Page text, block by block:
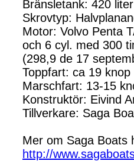
Bränsletank: 420 liter
Skrovtyp:
Motor: Volvo Penta
och 6 cyl. med 300
(298,9 de 17
Toppfart: ca 19 knop
Marschfart: 13-15
Konstruktör: Eivind
Tillverkare: Saga
Mer om Saga Boats
http://